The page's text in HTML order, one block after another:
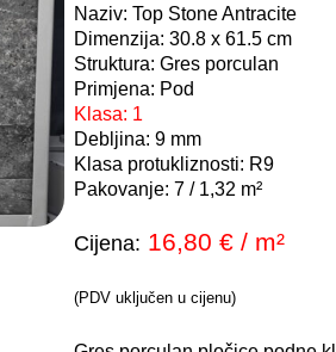
Naziv: Top Stone Antracite
Dimenzija: 30.8 x 61.5 cm
Struktura: Gres porculan
Primjena: Pod
Klasa: 1
Debljina: 9 mm
Klasa protukliznosti: R9
Pakovanje: 7 / 1,32 m²
Cijena: 16,80 € / m²
(PDV uključen u cijenu)